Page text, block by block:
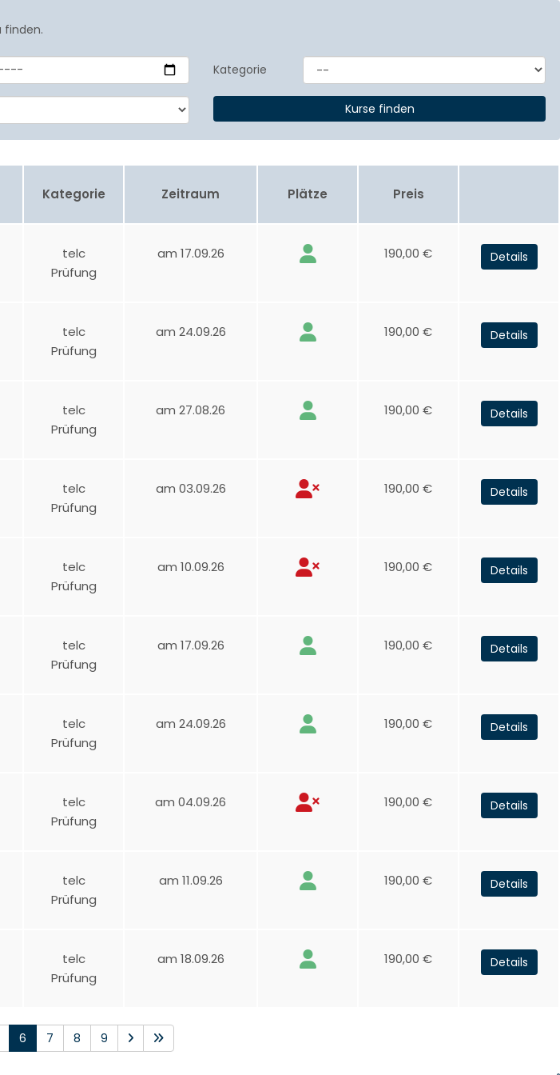
finden.
Kategorie
Kategorie Zeitraum Plätze Preis
telc
Prüfung
am 17.09.26 190,00 € Details
telc
Prüfung
am 24.09.26 190,00 € Details
telc
Prüfung
am 27.08.26 190,00 € Details
telc
Prüfung
am 03.09.26 190,00 € Details
telc
Prüfung
am 10.09.26 190,00 € Details
telc
Prüfung
am 17.09.26 190,00 € Details
telc
Prüfung
am 24.09.26 190,00 € Details
telc
Prüfung
am 04.09.26 190,00 € Details
telc
Prüfung
am 11.09.26 190,00 € Details
telc
Prüfung
am 18.09.26 190,00 € Details
6 7 8 9